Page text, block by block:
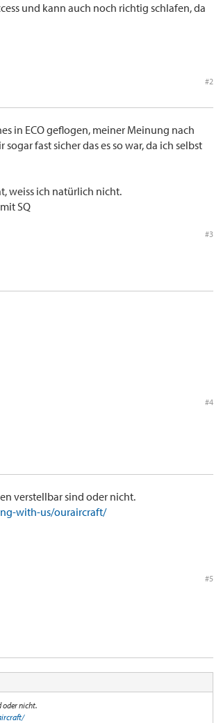
und kann auch noch richtig schlafen, da
#2
in ECO geflogen, meiner Meinung nach
fast sicher das es so war, da ich selbst
weiss ich natürlich nicht.
SQ
#3
#4
verstellbar sind oder nicht.
with-us/ouraircraft/
#5
oder nicht.